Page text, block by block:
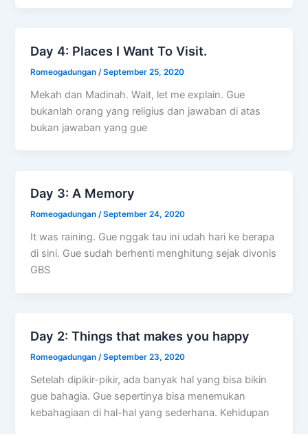
Day 4: Places I Want To Visit.
Romeogadungan /September 25, 2020
Mekah dan Madinah. Wait, let me explain. Gue
bukanlah orang yang religius dan jawaban di atas
bukan jawaban yang gue
Day 3: A Memory
Romeogadungan/September 24, 2020
It was raining. Gue nggak tau ini udah hari ke berapa
di sini. Gue sudah berhenti menghitung sejak divonis
GBS
Day 2: Things that makes you happy
Romeogadungan/September 23, 2020
Setelah dipikir-pikir, ada banyak hal yang bisa bikin
gue bahagia. Gue sepertinya bisa menemukan
kebahagiaan di hal-hal yang sederhana. Kehidupan